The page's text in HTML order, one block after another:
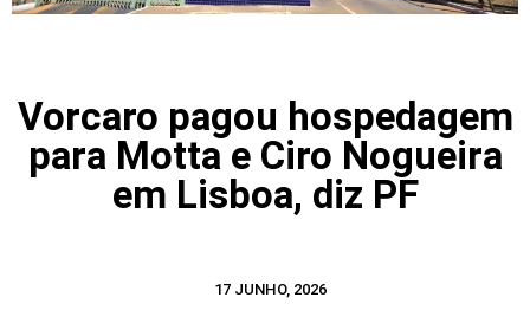
Vorcaro pagou hospedagem
para Motta e Ciro Nogueira
em Lisboa, diz PF
17 JUNHO, 2026